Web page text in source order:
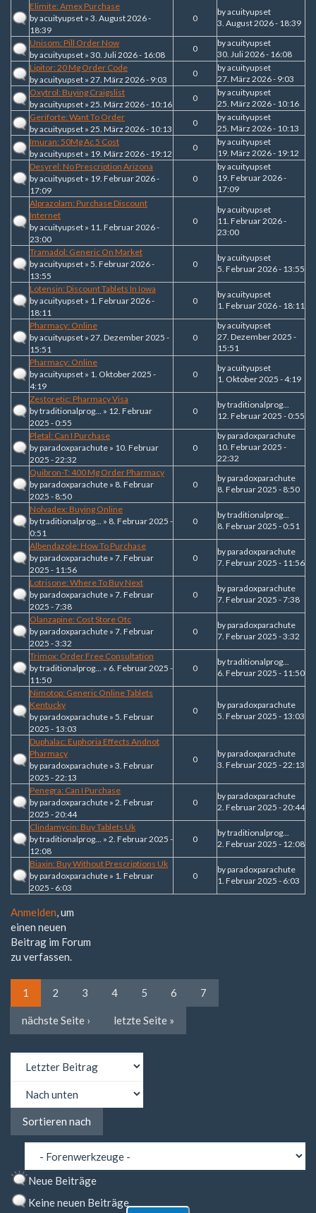
Elimite: Amex Purchase
byacuityupset » 3. August 2026 -
18:39
0
byacuityupset
3. August 2026 - 18:39
Unisom: Pill Order Now
byacuityupset » 30. Juli 2026 - 16:08
0
byacuityupset
30. Juli 2026 - 16:08
Lipitor: 20 Mg Order Code
byacuityupset » 27. März 2026 - 9:03
0
byacuityupset
27. März 2026 - 9:03
Oxytrol: Buying Craigslist
byacuityupset » 25. März 2026 - 10:16
0
byacuityupset
25. März 2026 - 10:16
Geriforte: Want To Order
byacuityupset » 25. März 2026 - 10:13
0
byacuityupset
25. März 2026 - 10:13
Imuran: 50Mg Ac 5 Cost
byacuityupset » 19. März 2026 - 19:12
0
byacuityupset
19. März 2026 - 19:12
Desyrel: No Prescription Arizona
byacuityupset » 19. Februar 2026 -
17:09
0
byacuityupset
19. Februar 2026 -
17:09
Alprazolam: Purchase Discount
Internet
byacuityupset » 11. Februar 2026 -
23:00
0
byacuityupset
11. Februar 2026 -
23:00
Tramadol: Generic On Market
byacuityupset » 5. Februar 2026 -
13:55
0
byacuityupset
5. Februar 2026 - 13:55
Lotensin: Discount Tablets In Iowa
byacuityupset » 1. Februar 2026 -
18:11
0
byacuityupset
1. Februar 2026 - 18:11
Pharmacy: Online
byacuityupset » 27. Dezember 2025 -
15:51
0
byacuityupset
27. Dezember 2025 -
15:51
Pharmacy: Online
byacuityupset » 1. Oktober 2025 -
4:19
0
byacuityupset
1. Oktober 2025 - 4:19
Zestoretic: Pharmacy Visa
bytraditionalprog... » 12. Februar
2025 - 0:55
0
bytraditionalprog...
12. Februar 2025 - 0:55
Pletal: Can I Purchase
byparadoxparachute » 10. Februar
2025 - 22:32
0
byparadoxparachute
10. Februar 2025 -
22:32
Quibron-T: 400 Mg Order Pharmacy
byparadoxparachute » 8. Februar
2025 - 8:50
0
byparadoxparachute
8. Februar 2025 - 8:50
Nolvadex: Buying Online
bytraditionalprog... » 8. Februar 2025 -
0:51
0
bytraditionalprog...
8. Februar 2025 - 0:51
Albendazole: How To Purchase
byparadoxparachute » 7. Februar
2025 - 11:56
0
byparadoxparachute
7. Februar 2025 - 11:56
Lotrisone: Where To Buy Next
byparadoxparachute » 7. Februar
2025 - 7:38
0
byparadoxparachute
7. Februar 2025 - 7:38
Olanzapine: Cost Store Otc
byparadoxparachute » 7. Februar
2025 - 3:32
0
byparadoxparachute
7. Februar 2025 - 3:32
Trimox: Order Free Consultation
bytraditionalprog... » 6. Februar 2025 -
11:50
0
bytraditionalprog...
6. Februar 2025 - 11:50
Nimotop: Generic Online Tablets
Kentucky
byparadoxparachute » 5. Februar
2025 - 13:03
0
byparadoxparachute
5. Februar 2025 - 13:03
Duphalac: Euphoria Effects Andnot
Pharmacy
byparadoxparachute » 3. Februar
2025 - 22:13
0
byparadoxparachute
3. Februar 2025 - 22:13
Penegra: Can I Purchase
byparadoxparachute » 2. Februar
2025 - 20:44
0
byparadoxparachute
2. Februar 2025 - 20:44
Clindamycin: Buy Tablets Uk
bytraditionalprog... » 2. Februar 2025 -
12:08
0
bytraditionalprog...
2. Februar 2025 - 12:08
Biaxin: Buy Without Prescriptions Uk
byparadoxparachute » 1. Februar
2025 - 6:03
0
byparadoxparachute
1. Februar 2025 - 6:03
Anmelden, um
einen neuen
Beitrag im Forum
zu verfassen.
1 2 3 4 5 6 7
nächste Seite › letzte Seite »
nach
nachSortieren nach
Neue Beiträge
Keine neuen Beiträge